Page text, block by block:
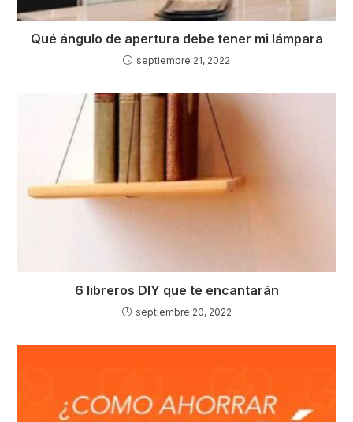
Qué ángulo de apertura debe tener mi lámpara
septiembre 21, 2022
6 libreros DIY que te encantarán
septiembre 20, 2022